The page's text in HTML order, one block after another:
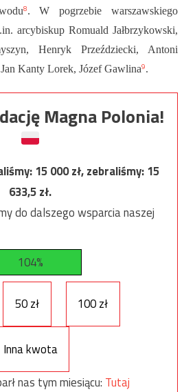
8.W pogrzebie warszawskiego
arcybiskup Romuald Jałbrzykowski,
Henryk Przeździecki, Antoni
Kanty Lorek, Józef Gawlina9.
Magna Polonia!
15 000zł, zebraliśmy:15
633,5zł.
do dalszego wsparcia naszej
104%
50 zł 100 zł
Inna kwota
nas tym miesiącu: Tutaj